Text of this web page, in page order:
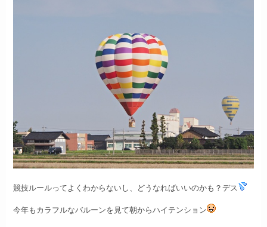
競技ルールってよくわからないし、 どうなればいいのかも？デス
今年もカラフルなバルーンを見て朝からハイテンション